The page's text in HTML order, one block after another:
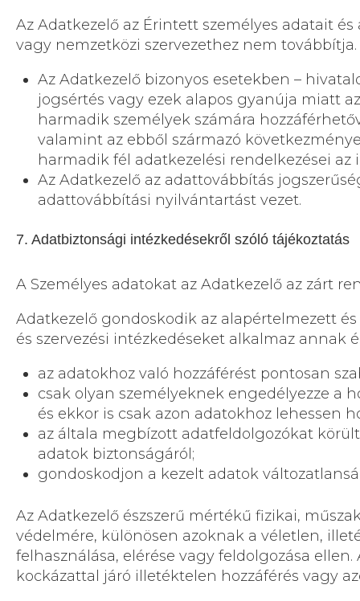
Az Adatkezelő az Érintett személyes adatait
vagy nemzetközi szervezethez nem továbbítja.
Az Adatkezelő bizonyos esetekben –
jogsértés vagy ezek alapos gyanúja miatt
harmadik személyek számára
valamint az ebből származó
harmadik fél adatkezelési rendelkezései az
Az Adatkezelő az adattovábbítás
adattovábbítási nyilvántartást vezet.
7. Adatbiztonsági intézkedésekről szóló tájékoztatás
A Személyes adatokat az Adatkezelő az zárt
Adatkezelő gondoskodik az alapértelmezett
és szervezési intézkedéseket alkalmaz annak
az adatokhoz való hozzáférést pontosan
csak olyan személyeknek engedélyezze a
és ekkor is csak azon adatokhoz lehessen
az általa megbízott adatfeldolgozókat
adatok biztonságáról;
gondoskodjon a kezelt adatok
Az Adatkezelő észszerű mértékű fizikai,
védelmére, különösen azoknak a véletlen,
felhasználása, elérése vagy feldolgozása
kockázattal járó illetéktelen hozzáférés vagy